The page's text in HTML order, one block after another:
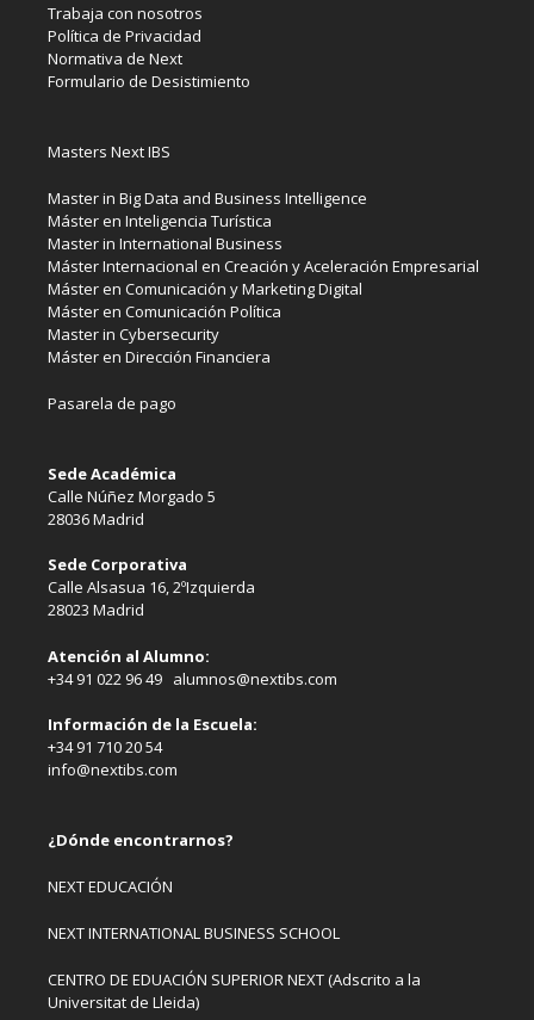
Trabaja con nosotros
Política de Privacidad
Normativa de Next
Formulario de Desistimiento
Masters Next IBS
Master in Big Data and Business Intelligence
Máster en Inteligencia Turística
Master in International Business
Máster Internacional en Creación y Aceleración Empresarial
Máster en Comunicación y Marketing Digital
Máster en Comunicación Política
Master in Cybersecurity
Máster en Dirección Financiera
Pasarela de pago
Sede Académica
Calle Núñez Morgado 5
28036 Madrid
Sede Corporativa
Calle Alsasua 16, 2ºIzquierda
28023 Madrid
Atención al Alumno:
+34 91 022 96 49 alumnos@nextibs.com
Información de la Escuela:
+34 91 710 20 54
info@nextibs.com
¿Dónde encontrarnos?
NEXT EDUCACIÓN
NEXT INTERNATIONAL BUSINESS SCHOOL
CENTRO DE EDUACIÓN SUPERIOR NEXT (Adscrito a la
Universitat de Lleida)